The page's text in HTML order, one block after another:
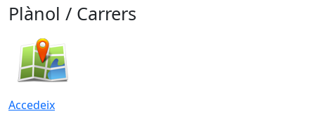
Plànol / Carrers
Accedeix